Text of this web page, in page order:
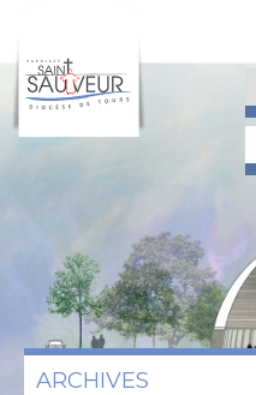
ARCHIVES